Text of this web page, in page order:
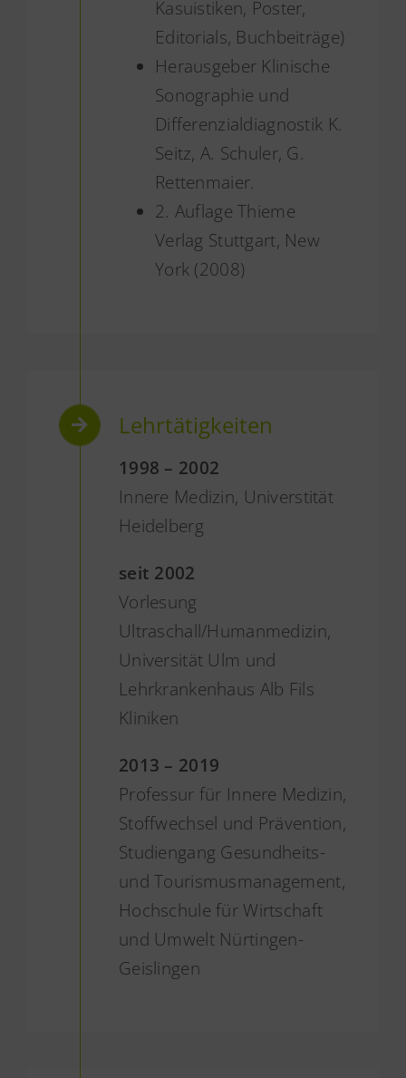
Kasuistiken, Poster,
Editorials, Buchbeiträge)
Herausgeber Klinische
Sonographie und
Differenzialdiagnostik K.
Seitz, A. Schuler, G.
Rettenmaier.
2. Auflage Thieme
Verlag Stuttgart, New
York (2008)
Lehrtätigkeiten
1998 – 2002
Innere Medizin, Universtität
Heidelberg
seit 2002
Vorlesung
Ultraschall/Humanmedizin,
Universität Ulm und
Lehrkrankenhaus Alb Fils
Kliniken
2013 – 2019
Professur für Innere Medizin,
Stoffwechsel und Prävention,
Studiengang Gesundheits-
und Tourismusmanagement,
Hochschule für Wirtschaft
und Umwelt Nürtingen-
Geislingen